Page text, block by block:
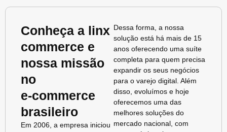
Conheça a linx
commerce e
nossa missão
no
e‑commerce
brasileiro
Em 2006, a empresa iniciou
Dessa forma, a nossa
solução está há mais de 15
anos oferecendo uma suíte
completa para quem precisa
expandir os seus negócios
para o varejo digital. Além
disso, evoluímos e hoje
oferecemos uma das
melhores soluções do
mercado nacional, com